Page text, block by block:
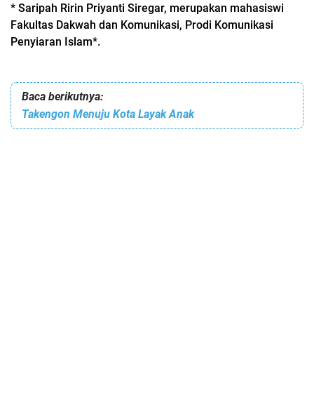
* Saripah Ririn Priyanti Siregar, merupakan mahasiswi
Fakultas Dakwah dan Komunikasi, Prodi Komunikasi
Penyiaran Islam*.
Baca berikutnya:
Takengon Menuju Kota Layak Anak